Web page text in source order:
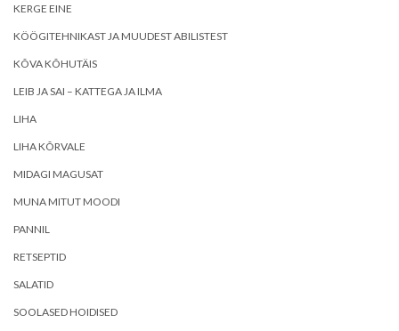
KERGE EINE
KÖÖGITEHNIKAST JA MUUDEST ABILISTEST
KÕVA KÕHUTÄIS
LEIB JA SAI – KATTEGA JA ILMA
LIHA
LIHA KÕRVALE
MIDAGI MAGUSAT
MUNA MITUT MOODI
PANNIL
RETSEPTID
SALATID
SOOLASED HOIDISED